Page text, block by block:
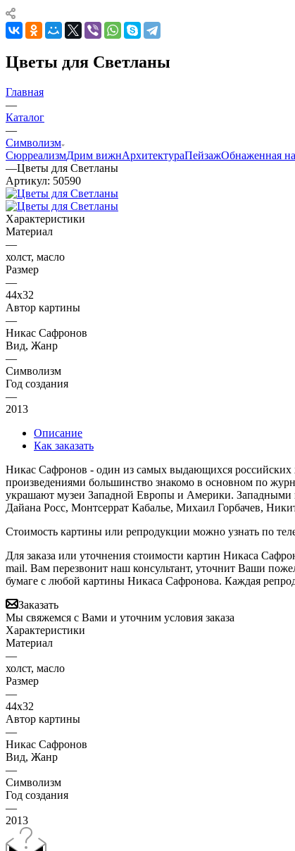
Цветы для Светланы
Главная
—
Каталог
—
Символизм
СюрреализмДрим вижнАрхитектураПейзажОбнаженная
—Цветы для Светланы
Артикул: 50590
Характеристики
Материал
—
холст, масло
Размер
—
44х32
Автор картины
—
Никас Сафронов
Вид, Жанр
—
Символизм
Год создания
—
2013
Описание
Как заказать
Никас Сафронов - один из самых выдающихся российских
произведениями большинство знакомо в основном по
украшают музеи Западной Европы и Америки. Западными
Дайана Росс, Монтсеррат Кабалье, Михаил Горбачев,
Стоимость картины или репродукции можно узнать по
Для заказа или уточнения стоимости картин Никаса
mail. Вам перезвонит наш консультант, уточнит Ваши
бумаге с любой картины Никаса Сафронова. Каждая
Заказать
Мы свяжемся с Вами и уточним условия заказа
Характеристики
Материал
—
холст, масло
Размер
—
44х32
Автор картины
—
Никас Сафронов
Вид, Жанр
—
Символизм
Год создания
—
2013